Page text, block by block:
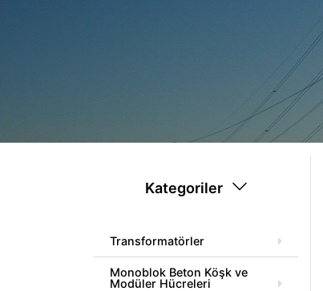
Kategoriler
Transformatörler
Monoblok Beton Köşk ve
Modüler Hücreleri